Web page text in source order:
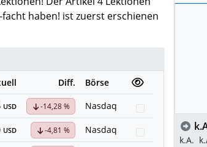
haben! ist zuerst erschienen
Diff.
Börse
USD -14,28 % Nasdaq
USD -4,81 % Nasdaq
Watchlist
k.A.